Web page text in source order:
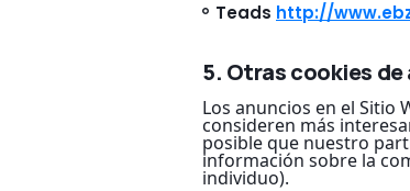
Teads http://
5. Otras cookies
Los anuncios en el
consideren más
posible que nuestro
información sobre la
individuo).